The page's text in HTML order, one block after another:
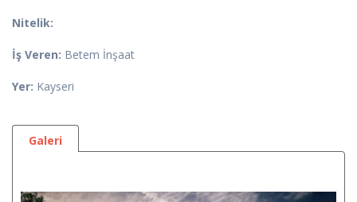
Nitelik:
İş Veren: Betem İnşaat
Yer: Kayseri
Galeri